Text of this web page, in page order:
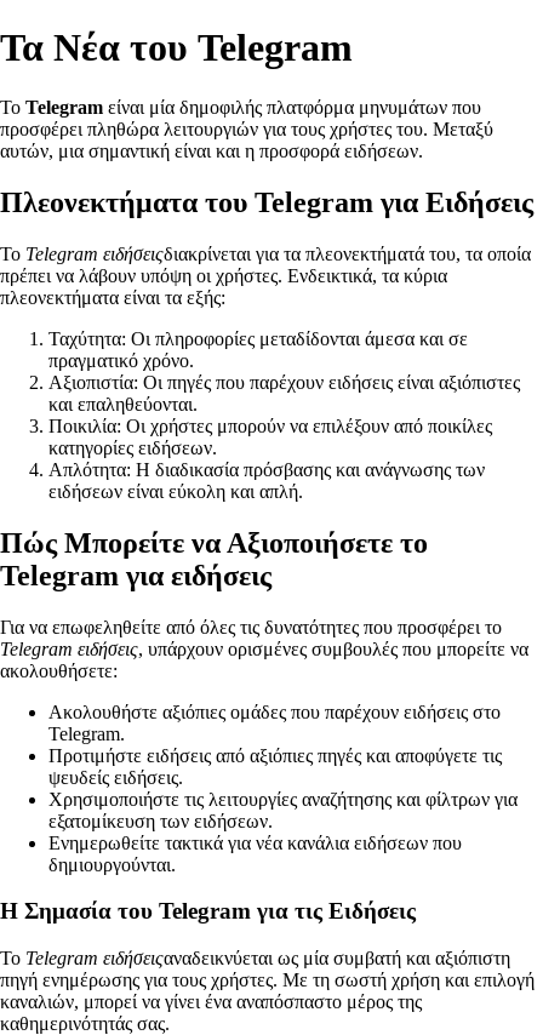
Τα Νέα του Telegram
Το Telegram είναι μία δημοφιλής πλατφόρμα μηνυμάτων που
προσφέρει πληθώρα λειτουργιών για τους χρήστες του. Μεταξύ
αυτών, μια σημαντική είναι και η προσφορά ειδήσεων.
Πλεονεκτήματα του Telegram για Ειδήσεις
Το Telegram ειδήσειςδιακρίνεται για τα πλεονεκτήματά του, τα οποία
πρέπει να λάβουν υπόψη οι χρήστες. Ενδεικτικά, τα κύρια
πλεονεκτήματα είναι τα εξής:
Ταχύτητα: Οι πληροφορίες μεταδίδονται άμεσα και σε
πραγματικό χρόνο.
Αξιοπιστία: Οι πηγές που παρέχουν ειδήσεις είναι αξιόπιστες
και επαληθεύονται.
Ποικιλία: Οι χρήστες μπορούν να επιλέξουν από ποικίλες
κατηγορίες ειδήσεων.
Απλότητα: Η διαδικασία πρόσβασης και ανάγνωσης των
ειδήσεων είναι εύκολη και απλή.
Πώς Μπορείτε να Αξιοποιήσετε το
Telegram για ειδήσεις
Για να επωφεληθείτε από όλες τις δυνατότητες που προσφέρει το
Telegram ειδήσεις, υπάρχουν ορισμένες συμβουλές που μπορείτε να
ακολουθήσετε:
Ακολουθήστε αξιόπιες ομάδες που παρέχουν ειδήσεις στο
Telegram.
Προτιμήστε ειδήσεις από αξιόπιες πηγές και αποφύγετε τις
ψευδείς ειδήσεις.
Χρησιμοποιήστε τις λειτουργίες αναζήτησης και φίλτρων για
εξατομίκευση των ειδήσεων.
Ενημερωθείτε τακτικά για νέα κανάλια ειδήσεων που
δημιουργούνται.
Η Σημασία του Telegram για τις Ειδήσεις
Το Telegram ειδήσειςαναδεικνύεται ως μία συμβατή και αξιόπιστη
πηγή ενημέρωσης για τους χρήστες. Με τη σωστή χρήση και επιλογή
καναλιών, μπορεί να γίνει ένα αναπόσπαστο μέρος της
καθημερινότητάς σας.